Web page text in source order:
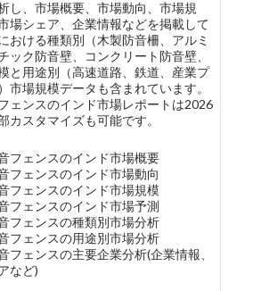
し、市場概要、市場動向、市場規
場シェア、企業情報などを掲載して
おける種類別（木製防音柵、アルミ
ック防音壁、コンクリート防音壁、
と用途別（高速道路、鉄道、産業プ
市場規模データも含まれています。
ェンスのインド市場レポートは2026
カスタマイズも可能です。
フェンスのインド市場概要
フェンスのインド市場動向
フェンスのインド市場規模
フェンスのインド市場予測
フェンスの種類別市場分析
フェンスの用途別市場分析
フェンスの主要企業分析(企業情報、
など)